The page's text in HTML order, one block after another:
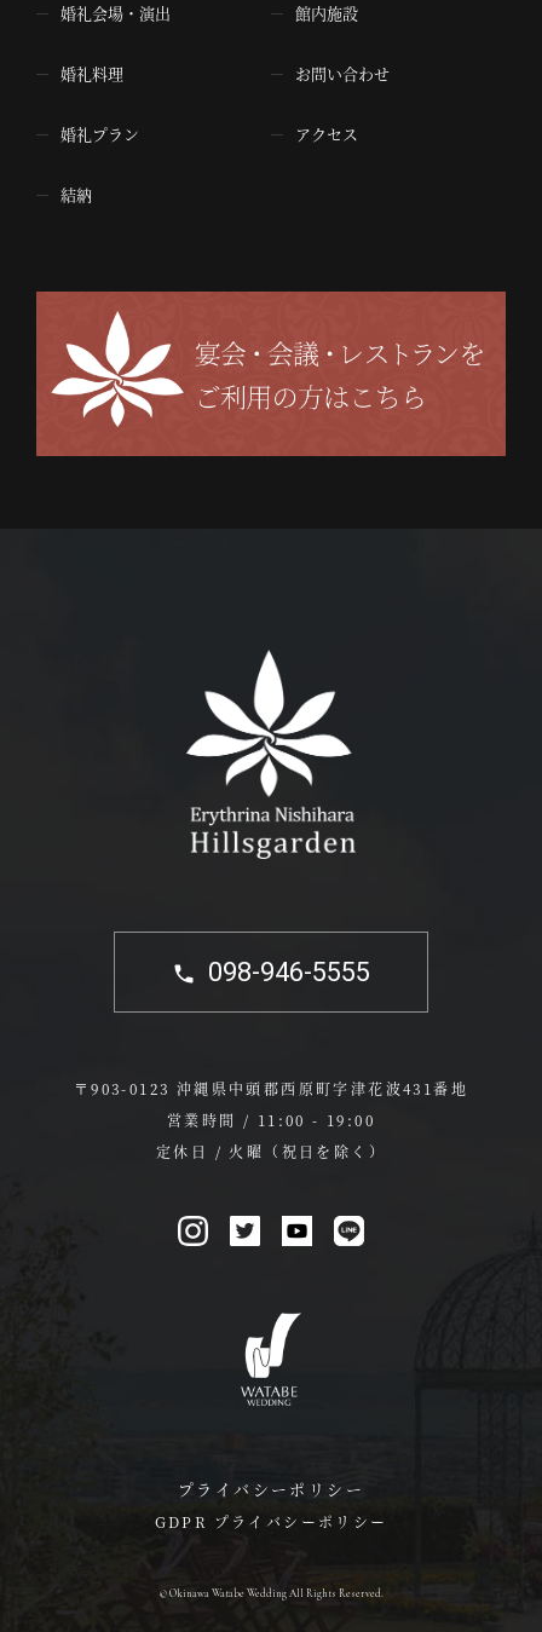
婚礼会場・演出
婚礼料理
婚礼プラン
結納
館内施設
お問い合わせ
アクセス
098-946-5555
〒903-0123 沖縄県中頭郡西原町字津花波431番地
営業時間 / 11:00 - 19:00
定休日 / 火曜（祝日を除く）
プライバシーポリシー
GDPR プライバシーポリシー
© Okinawa Watabe Wedding All Rights Reserved.